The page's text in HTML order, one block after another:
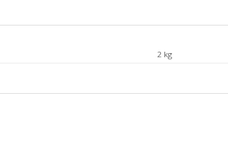
2 kg